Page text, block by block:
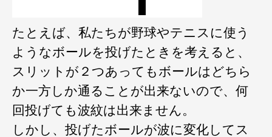
たとえば、私たちが野球やテニスに使う
ようなボールを投げたときを考えると、
スリットが２つあってもボールはどちら
か一方しか通ることが出来ないので、何
回投げても波紋は出来ません。
しかし、投げたボールが波に変化してス